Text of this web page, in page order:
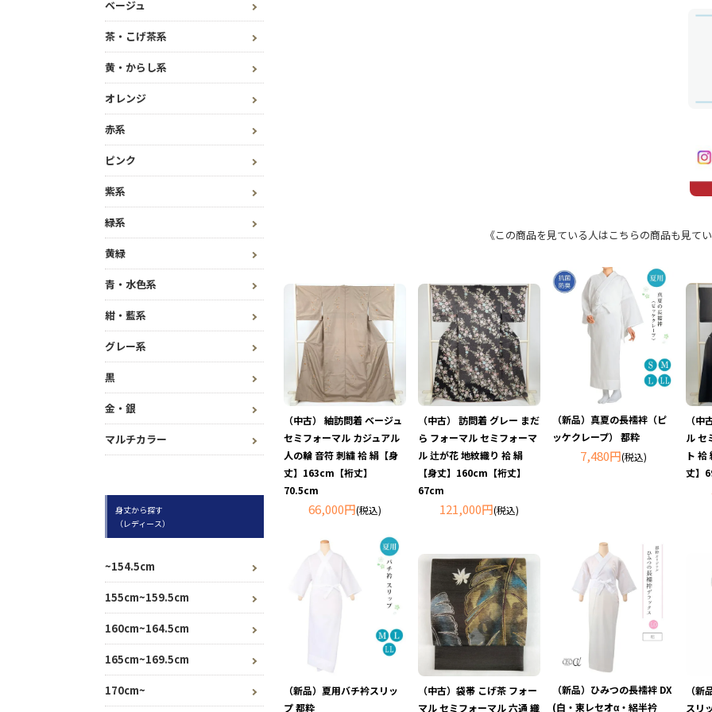
ベージュ
茶・こげ茶系
黄・からし系
オレンジ
赤系
ピンク
紫系
緑系
黄緑
青・水色系
紺・藍系
グレー系
黒
金・銀
マルチカラー
身丈から探す
（レディース）
~154.5cm
155cm~159.5cm
160cm~164.5cm
165cm~169.5cm
170cm~
《この商品を見ている人はこちらの商品も見て
（中古） 紬訪問着 ベージュ
セミフォーマル カジュアル
人の輪 音符 刺繍 袷 絹【身
丈】163cm【裄丈】
70.5cm
66,000円(税込)
（中古） 訪問着 グレー まだ
ら フォーマル セミフォーマ
ル 辻が花 地紋織り 袷 絹
【身丈】160cm【裄丈】
67cm
121,000円(税込)
（新品）真夏の長襦袢（ピ
ッケクレープ） 都粋
7,480円(税込)
（
ル セ
ト
丈】
（新品）夏用バチ衿スリッ
プ 都粋
（中古）袋帯 こげ茶 フォー
マル セミフォーマル 六通 織
（新品）ひみつの長襦袢 DX
(白・東レセオα・絽半衿
（
スリ